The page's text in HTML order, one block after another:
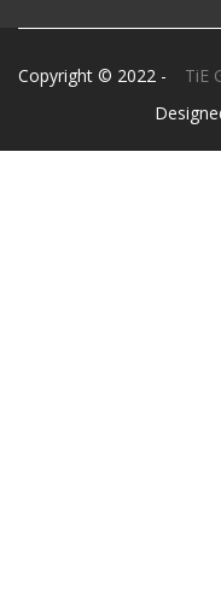
Copyright © 2022 -
TiE